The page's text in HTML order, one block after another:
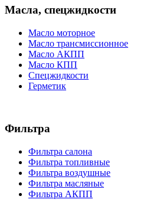
Масла, спецжидкости
Масло моторное
Масло трансмиссионное
Масло АКПП
Масло КПП
Спецжидкости
Герметик
Фильтра
Фильтра салона
Фильтра топливные
Фильтра воздушные
Фильтра масляные
Фильтра АКПП